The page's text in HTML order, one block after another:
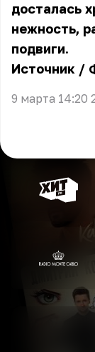
досталась
нежность,
подвиги.
Источник /
9 марта 14:20